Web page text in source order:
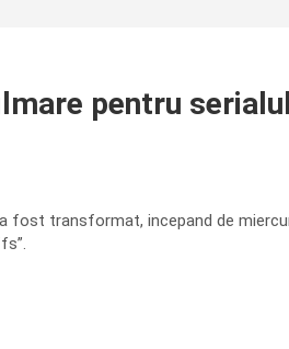
pentru
fost transformat, incepand de